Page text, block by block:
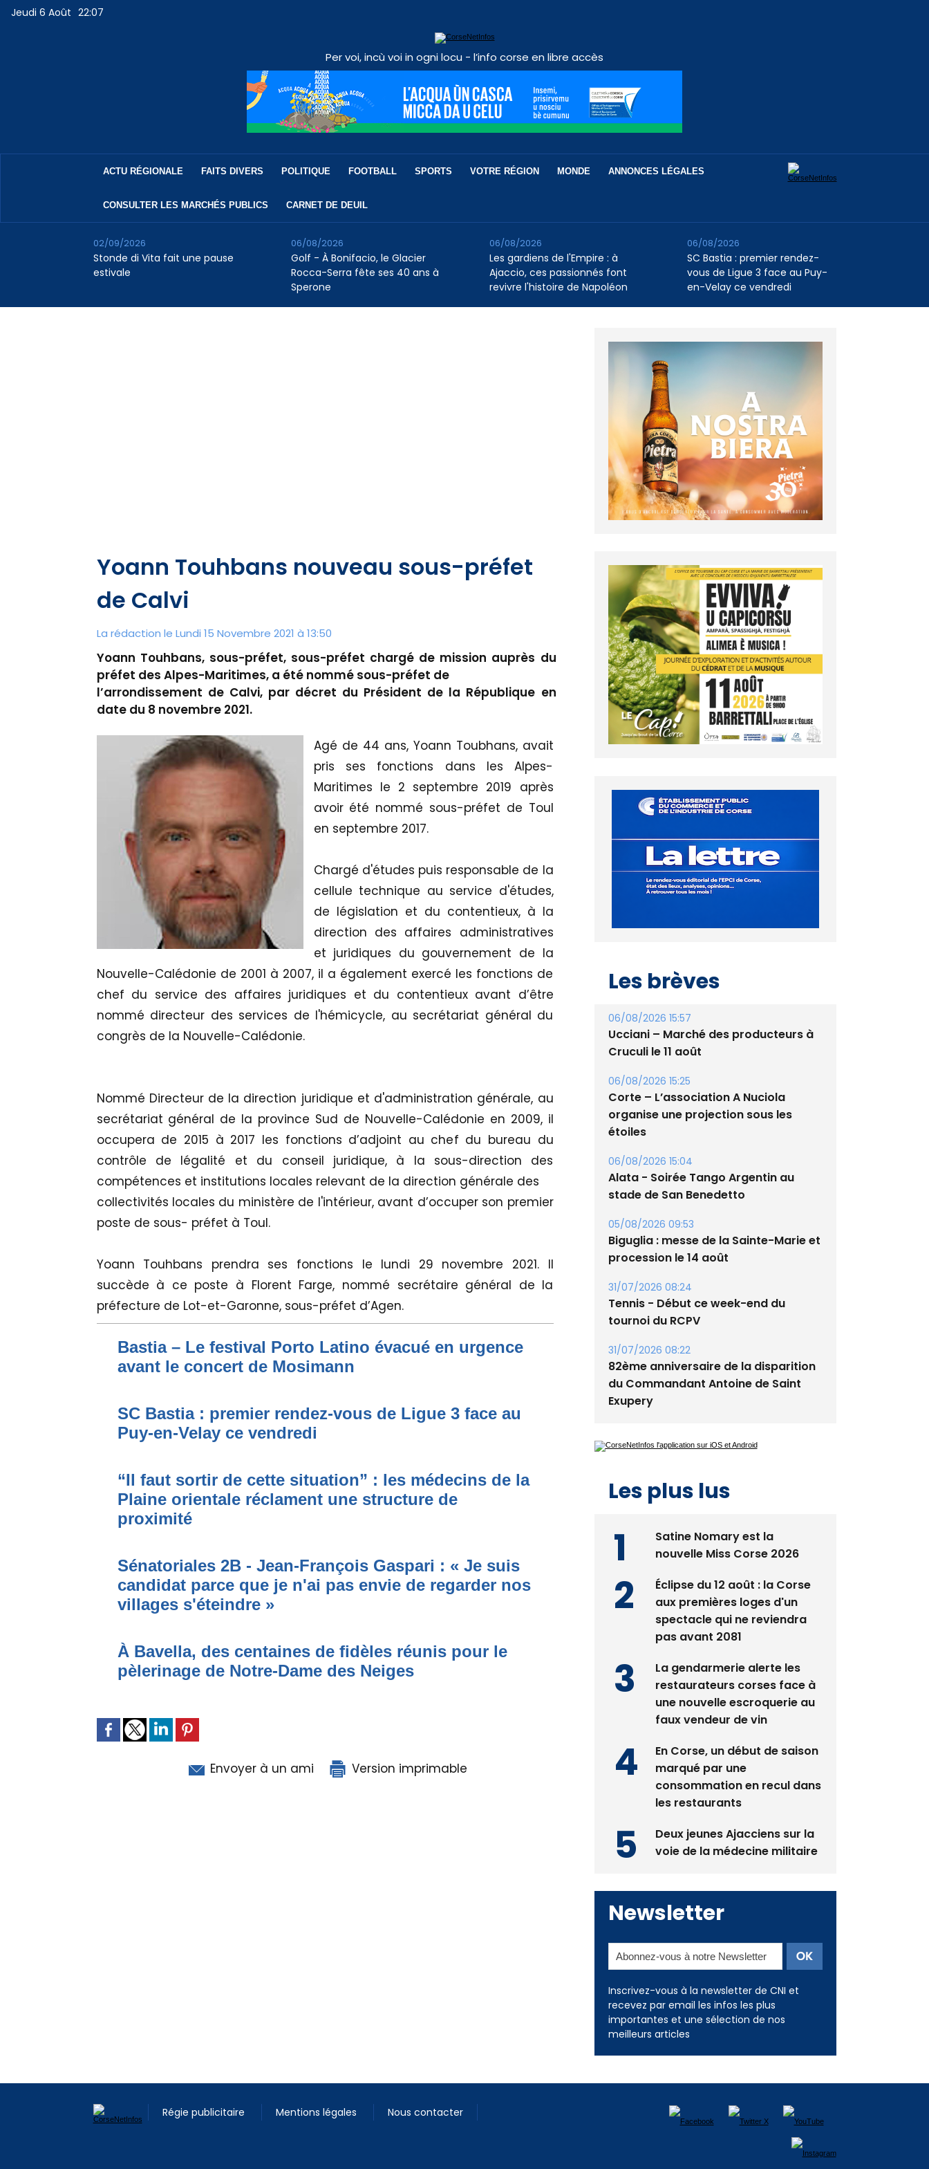
Jeudi 6 Août 22:07
Per voi, incù voi in ogni locu - l’info corse en libre accès
ACTU RÉGIONALE FAITS DIVERS POLITIQUE FOOTBALL SPORTS VOTRE RÉGION MONDE ANNONCES LÉGALES
CONSULTER LES MARCHÉS PUBLICS CARNET DE DEUIL
Stonde di Vita fait une pause
estivale
02/09/2026
Golf - À Bonifacio, le Glacier
Rocca-Serra fête ses 40 ans à
Sperone
06/08/2026
Les gardiens de l'Empire : à
Ajaccio, ces passionnés font
revivre l'histoire de Napoléon
06/08/2026
SC Bastia : premier rendez-
vous de Ligue 3 face au Puy-
en-Velay ce vendredi
06/08/2026
Yoann Touhbans nouveau sous-préfet
de Calvi
La rédaction le Lundi 15 Novembre 2021 à 13:50
Yoann Touhbans, sous-préfet, sous-préfet chargé de mission auprès du
préfet des Alpes-Maritimes, a été nommé sous-préfet de
l’arrondissement de Calvi, par décret du Président de la République en
date du 8 novembre 2021.
Agé de 44 ans, Yoann Toubhans, avait
pris ses fonctions dans les Alpes-
Maritimes le 2 septembre 2019 après
avoir été nommé sous-préfet de Toul
en septembre 2017.
Chargé d'études puis responsable de la
cellule technique au service d'études,
de législation et du contentieux, à la
direction des affaires administratives
et juridiques du gouvernement de la
Nouvelle-Calédonie de 2001 à 2007, il a également exercé les fonctions de
chef du service des affaires juridiques et du contentieux avant d’être
nommé directeur des services de l'hémicycle, au secrétariat général du
congrès de la Nouvelle-Calédonie.
Nommé Directeur de la direction juridique et d'administration générale, au
secrétariat général de la province Sud de Nouvelle-Calédonie en 2009, il
occupera de 2015 à 2017 les fonctions d’adjoint au chef du bureau du
contrôle de légalité et du conseil juridique, à la sous-direction des
compétences et institutions locales relevant de la direction générale des
collectivités locales du ministère de l'intérieur, avant d’occuper son premier
poste de sous- préfet à Toul.
Yoann Touhbans prendra ses fonctions le lundi 29 novembre 2021. Il
succède à ce poste à Florent Farge, nommé secrétaire général de la
préfecture de Lot-et-Garonne, sous-préfet d’Agen.
Bastia – Le festival Porto Latino évacué en urgence
avant le concert de Mosimann
SC Bastia : premier rendez-vous de Ligue 3 face au
Puy-en-Velay ce vendredi
“Il faut sortir de cette situation” : les médecins de la
Plaine orientale réclament une structure de
proximité
Sénatoriales 2B - Jean-François Gaspari : « Je suis
candidat parce que je n'ai pas envie de regarder nos
villages s'éteindre »
À Bavella, des centaines de fidèles réunis pour le
pèlerinage de Notre-Dame des Neiges
Envoyer à un ami Version imprimable
Les brèves
06/08/2026 15:57
Ucciani – Marché des producteurs à
Cruculi le 11 août
06/08/2026 15:25
Corte – L’association A Nuciola
organise une projection sous les
étoiles
06/08/2026 15:04
Alata - Soirée Tango Argentin au
stade de San Benedetto
05/08/2026 09:53
Biguglia : messe de la Sainte-Marie et
procession le 14 août
31/07/2026 08:24
Tennis - Début ce week-end du
tournoi du RCPV
31/07/2026 08:22
82ème anniversaire de la disparition
du Commandant Antoine de Saint
Exupery
Les plus lus
Satine Nomary est la
nouvelle Miss Corse 2026
Éclipse du 12 août : la Corse
aux premières loges d'un
spectacle qui ne reviendra
pas avant 2081
La gendarmerie alerte les
restaurateurs corses face à
une nouvelle escroquerie au
faux vendeur de vin
En Corse, un début de saison
marqué par une
consommation en recul dans
les restaurants
Deux jeunes Ajacciens sur la
voie de la médecine militaire
Newsletter
Inscrivez-vous à la newsletter de CNI et
recevez par email les infos les plus
importantes et une sélection de nos
meilleurs articles
Régie publicitaire Mentions légales Nous contacter